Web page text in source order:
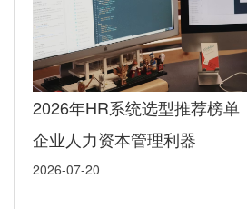
2026年HR系统选型推荐榜单
企业人力资本管理利器
2026-07-20